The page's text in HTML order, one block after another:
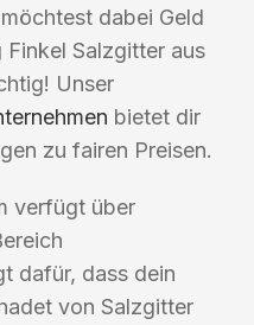
dabei Geld
Salzgitter aus
Unser
bietet dir
zu fairen Preisen.
verfügt über
dafür, dass dein
von Salzgitter